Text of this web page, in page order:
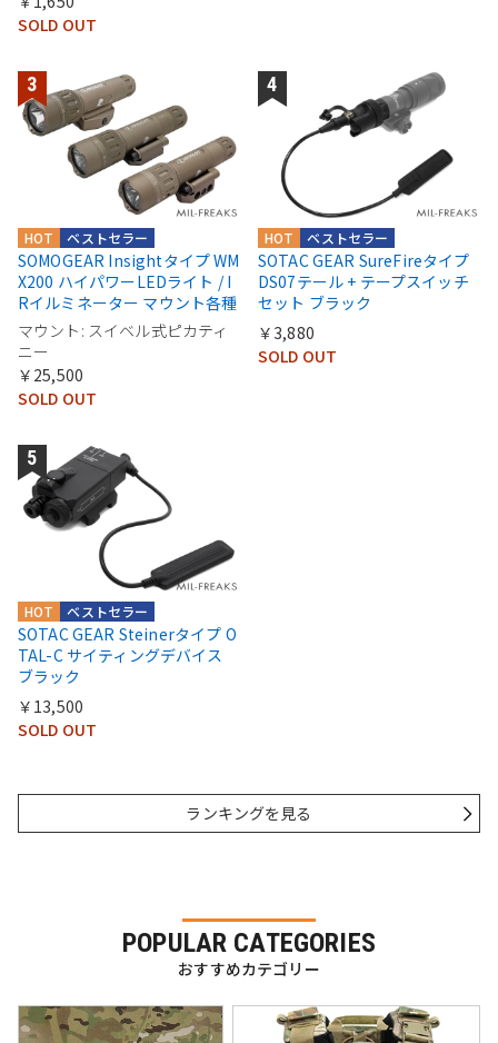
SOLD OUT
ベストセラー
HOT
SOMOGEAR Insightタイプ WM
X200 ハイパワーLEDライト / I
Rイルミネーター マウント各種
マウント: スイベル式ピカティ
ニー
￥25,500
SOLD OUT
ベストセラー
HOT
SOTAC GEAR SureFireタイプ
DS07テール + テープスイッチ
セット ブラック
￥3,880
SOLD OUT
ベストセラー
HOT
SOTAC GEAR Steinerタイプ O
TAL-C サイティングデバイス
ブラック
￥13,500
SOLD OUT
ランキングを見る
POPULAR CATEGORIES
おすすめカテゴリー